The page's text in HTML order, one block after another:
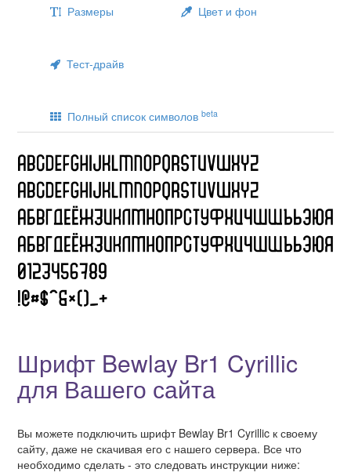
Размеры Цвет и фон
Тест-драйв
Полный список символов beta
Шрифт Bewlay Br1 Cyrillic
для Вашего сайта
Вы можете подключить шрифт Bewlay Br1 Cyrillic к своему
сайту, даже не скачивая его с нашего сервера. Все что
необходимо сделать - это следовать инструкции ниже: